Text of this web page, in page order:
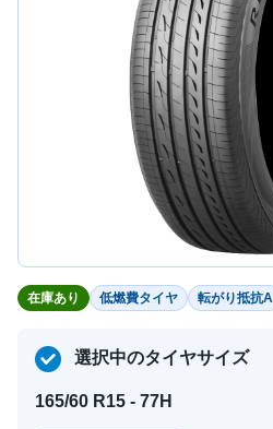
在庫あり 低燃費タイヤ 転がり抵抗A
選択中のタイヤサイズ
165/60 R15 - 77H